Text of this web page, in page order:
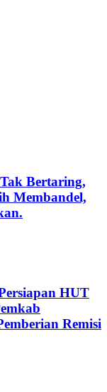
Bertaring,
Membandel,
HUT
Remisi